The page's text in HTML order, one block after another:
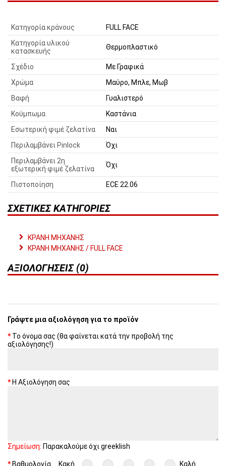
Κατηγορία κράνους
FULL FACE
Κατηγορία υλικού
κατασκευής
Θερμοπλαστικό
Σχέδιο
Με Γραφικά
Χρώμα
Μαύρο, Μπλε, Μωβ
Βαφή
Γυαλιστερό
Κούμπωμα
Καστάνια
Εσωτερική φιμέ ζελατίνα
Ναι
Περιλαμβάνει Pinlock
Όχι
Περιλαμβάνει 2η
εξωτερική φιμέ ζελατίνα
Όχι
Πιστοποίηση ECE 22.06
ΣΧΕΤΙΚΈΣ ΚΑΤΗΓΟΡΊΕΣ
ΚΡΑΝΗ ΜΗΧΑΝΗΣ
ΚΡΑΝΗ ΜΗΧΑΝΗΣ / FULL FACE
ΑΞΙΟΛΟΓΉΣΕΙΣ (0)
Γράψτε μια αξιολόγηση για το προϊόν
Το όνομα σας (θα φαίνεται κατά την προβολή της
αξιολόγησης!)
Η Αξιολόγηση σας
Σημείωση: Παρακαλούμε όχι greeklish
Βαθμολογία Κακή Καλή